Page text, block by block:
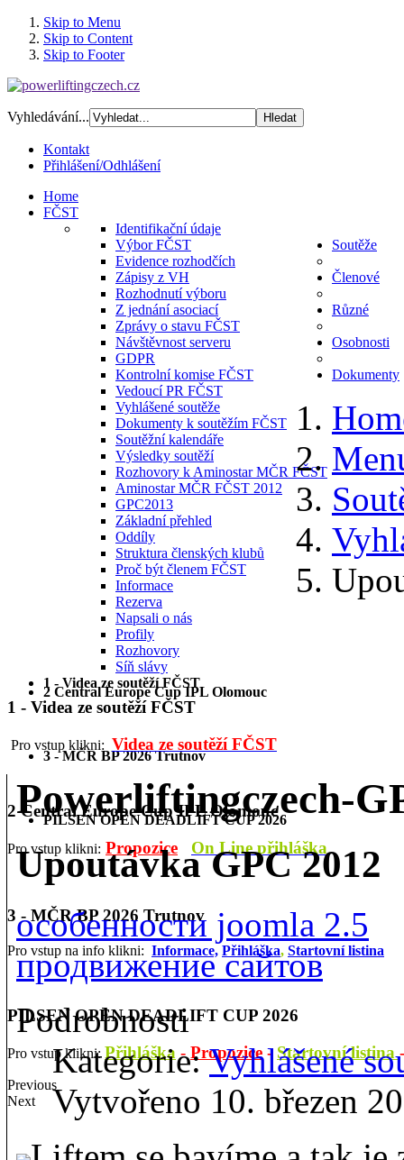
Skip to Menu
Skip to Content
Skip to Footer
Vyhledávání...
Kontakt
Přihlášení/Odhlášení
Home
FČST
Identifikační údaje
Výbor FČST
Evidence rozhodčích
Zápisy z VH
Rozhodnutí výboru
Z jednání asociací
Zprávy o stavu FČST
Návštěvnost serveru
GDPR
Kontrolní komise FČST
Vedoucí PR FČST
Soutěže
Vyhlášené soutěže
Dokumenty k soutěžím FČST
Soutěžní kalendáře
Výsledky soutěží
Rozhovory k Aminostar MČR FČST
Aminostar MČR FČST 2012
GPC2013
Členové
Základní přehled
Oddíly
Struktura členských klubů
Proč být členem FČST
Různé
Informace
Rezerva
Osobnosti
Napsali o nás
Profily
Rozhovory
Síň slávy
Dokumenty
1 - Videa ze soutěží FČST
2 Central Europe Cup IPL Olomouc
3 - MČR BP 2026 Trutnov
PILSEN OPEN DEADLIFT CUP 2026
1 - Videa ze soutěží FČST
Pro vstup klikni: Videa ze soutěží FČST
2 Central Europe Cup IPL Olomouc
Pro vstup klikni: Propozice On Line přihláška
3 - MČR BP 2026 Trutnov
Pro vstup na info klikni: Informace, Přihláška, Startovní listina
PILSEN OPEN DEADLIFT CUP 2026
Pro vstup klikni:Přihláška -Propozice - Startovní listina
Previous
Next
Powerliftingczech-
Upoutávka GPC 2012
особенности joomla 2.5
продвижение сайтов
Podrobnosti
Kategorie:Vyhlášené
Vytvořeno 10. březen